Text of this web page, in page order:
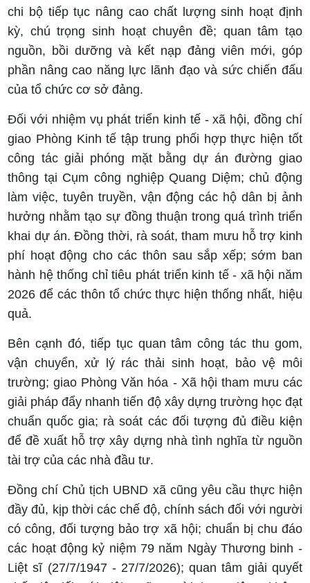
chi bộ tiếp tục nâng cao chất lượng sinh hoạt định
kỳ, chú trọng sinh hoạt chuyên đề; quan tâm tạo
nguồn, bồi dưỡng và kết nạp đảng viên mới, góp
phần nâng cao năng lực lãnh đạo và sức chiến đấu
của tổ chức cơ sở đảng.
Đối với nhiệm vụ phát triển kinh tế - xã hội, đồng chí
giao Phòng Kinh tế tập trung phối hợp thực hiện tốt
công tác giải phóng mặt bằng dự án đường giao
thông tại Cụm công nghiệp Quang Diệm; chủ động
làm việc, tuyên truyền, vận động các hộ dân bị ảnh
hưởng nhằm tạo sự đồng thuận trong quá trình triển
khai dự án. Đồng thời, rà soát, tham mưu hỗ trợ kinh
phí hoạt động cho các thôn sau sắp xếp; sớm ban
hành hệ thống chỉ tiêu phát triển kinh tế - xã hội năm
2026 để các thôn tổ chức thực hiện thống nhất, hiệu
quả.
Bên cạnh đó, tiếp tục quan tâm công tác thu gom,
vận chuyển, xử lý rác thải sinh hoạt, bảo vệ môi
trường; giao Phòng Văn hóa - Xã hội tham mưu các
giải pháp đẩy nhanh tiến độ xây dựng trường học đạt
chuẩn quốc gia; rà soát các đối tượng đủ điều kiện
để đề xuất hỗ trợ xây dựng nhà tình nghĩa từ nguồn
tài trợ của các nhà đầu tư.
Đồng chí Chủ tịch UBND xã cũng yêu cầu thực hiện
đầy đủ, kịp thời các chế độ, chính sách đối với người
có công, đối tượng bảo trợ xã hội; chuẩn bị chu đáo
các hoạt động kỷ niệm 79 năm Ngày Thương binh -
Liệt sĩ (27/7/1947 - 27/7/2026); quan tâm giải quyết